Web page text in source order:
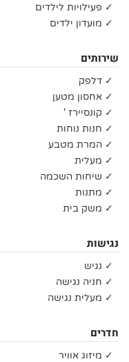
✓ פעילויות לילדים
✓ מועדון ילדים
שירותים
✓ דלפק
✓ אחסון מטען
✓ קונסיירז '
✓ חנות נוחות
✓ המרת מטבע
✓ מעלית
✓ שיחות השכמה
✓ מתנות
✓ משק בית
נגישות
✓ נגיש
✓ חניה נגישה
✓ מעלית נגישה
חדרים
✓ מיזוג אוויר